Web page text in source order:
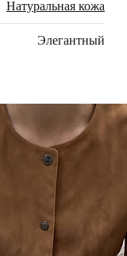
Натуральная кожа
Элегантный